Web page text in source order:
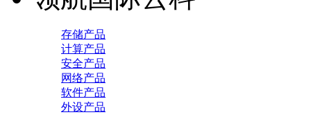
存储产品
计算产品
安全产品
网络产品
软件产品
外设产品